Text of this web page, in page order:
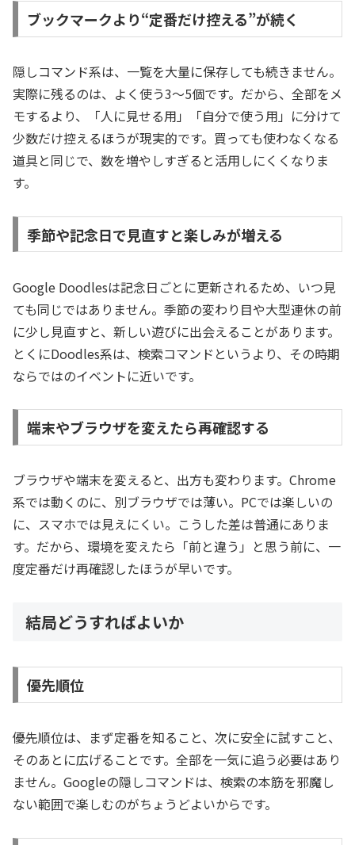
ブックマークより“定番だけ控える”が続く
隠しコマンド系は、一覧を大量に保存しても続きません。
実際に残るのは、よく使う3〜5個です。だから、全部をメ
モするより、「人に見せる用」「自分で使う用」に分けて
少数だけ控えるほうが現実的です。買っても使わなくなる
道具と同じで、数を増やしすぎると活用しにくくなりま
す。
季節や記念日で見直すと楽しみが増える
Google Doodlesは記念日ごとに更新されるため、いつ見
ても同じではありません。季節の変わり目や大型連休の前
に少し見直すと、新しい遊びに出会えることがあります。
とくにDoodles系は、検索コマンドというより、その時期
ならではのイベントに近いです。
端末やブラウザを変えたら再確認する
ブラウザや端末を変えると、出方も変わります。Chrome
系では動くのに、別ブラウザでは薄い。PCでは楽しいの
に、スマホでは見えにくい。こうした差は普通にありま
す。だから、環境を変えたら「前と違う」と思う前に、一
度定番だけ再確認したほうが早いです。
結局どうすればよいか
優先順位
優先順位は、まず定番を知ること、次に安全に試すこと、
そのあとに広げることです。全部を一気に追う必要はあり
ません。Googleの隠しコマンドは、検索の本筋を邪魔し
ない範囲で楽しむのがちょうどよいからです。